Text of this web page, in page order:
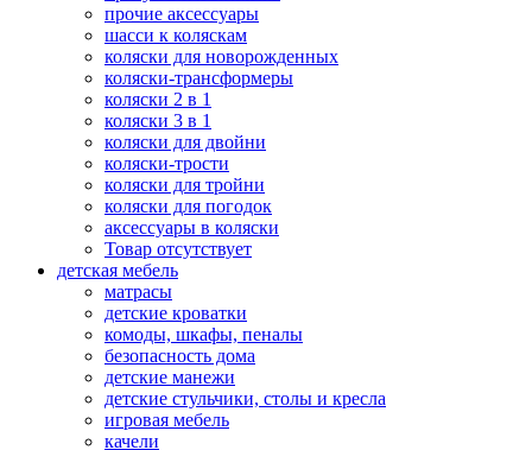
прочие аксессуары
шасси к коляскам
коляски для новорожденных
коляски-трансформеры
коляски 2 в 1
коляски 3 в 1
коляски для двойни
коляски-трости
коляски для тройни
коляски для погодок
аксессуары в коляски
Товар отсутствует
детская мебель
матрасы
детские кроватки
комоды, шкафы, пеналы
безопасность дома
детские манежи
детские стульчики, столы и кресла
игровая мебель
качели